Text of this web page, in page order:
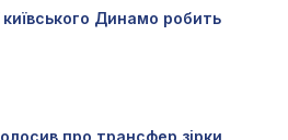
Динамо робить
про трансфер зірки